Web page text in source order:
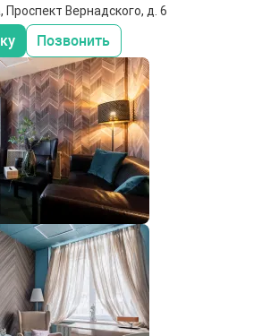
Проспект Вернадского, д. 6
Позвонить